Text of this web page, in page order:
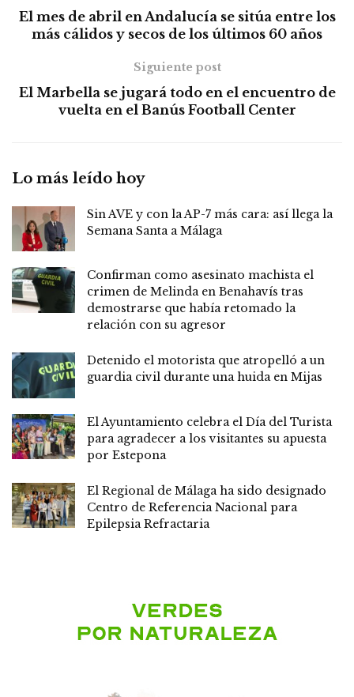
El mes de abril en Andalucía se sitúa entre los
más cálidos y secos de los últimos 60 años
Siguiente post
El Marbella se jugará todo en el encuentro de
vuelta en el Banús Football Center
Lo más leído hoy
Sin AVE y con la AP-7 más cara: así llega la
Semana Santa a Málaga
Confirman como asesinato machista el
crimen de Melinda en Benahavís tras
demostrarse que había retomado la
relación con su agresor
Detenido el motorista que atropelló a un
guardia civil durante una huida en Mijas
El Ayuntamiento celebra el Día del Turista
para agradecer a los visitantes su apuesta
por Estepona
El Regional de Málaga ha sido designado
Centro de Referencia Nacional para
Epilepsia Refractaria